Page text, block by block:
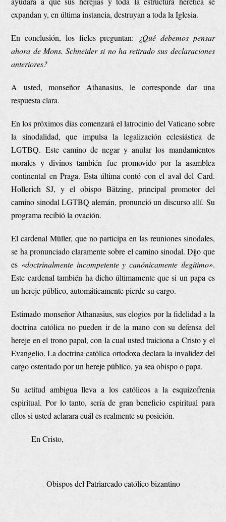
expandan y, en última instancia, destruyan a toda la Iglesia.
En conclusión, los fieles preguntan:
¿Qué debemos pensar
ahora de Mons. Schneider si no ha retirado sus declaraciones
anteriores?
A usted, monseñor Athanasius, le corresponde dar una
respuesta clara.
En los próximos días comenzará el latrocinio del Vaticano sobre
la sinodalidad, que impulsa la legalización eclesiástica de
LGTBQ. Este camino de negar y anular los mandamientos
morales y divinos también fue promovido por la asamblea
continental en Praga. Esta última contó con el aval del Card.
Hollerich SJ, y el obispo Bätzing, principal promotor del
camino sinodal LGTBQ alemán, pronunció un discurso allí. Su
programa recibió la ovación.
El cardenal Müller, que no participa en las reuniones sinodales,
se ha pronunciado claramente sobre el camino sinodal. Dijo que
es «doctrinalmente incompetente y canónicamente ilegítimo».
Este cardenal también ha dicho últimamente que si un papa es
un hereje público, automáticamente pierde su cargo.
Estimado monseñor Athanasius, sus elogios por la fidelidad a la
doctrina católica no pueden ir de la mano con su defensa del
hereje en el trono papal, con la cual usted traiciona a Cristo y el
Evangelio. La doctrina católica ortodoxa declara la invalidez del
cargo ostentado por un hereje público, ya sea obispo o papa.
Su actitud ambigua lleva a los católicos a la esquizofrenia
espiritual. Por lo tanto, sería de gran beneficio espiritual para
ellos si usted aclarara cuál es realmente su posición.
En Cristo,
Obispos del Patriarcado católico bizantino